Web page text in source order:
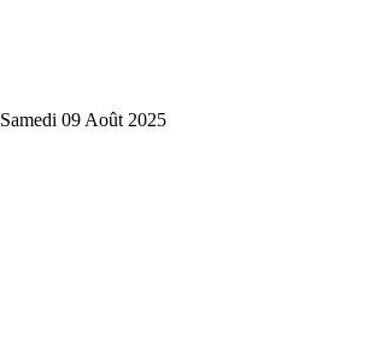
Samedi 09 Août 2025